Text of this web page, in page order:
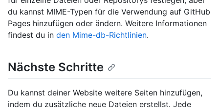
du kannst MIME-Typen für die Verwendung auf GitHub
Pages hinzufügen oder ändern. Weitere Informationen
findest du in den Mime-db-Richtlinien.
Nächste Schritte
Du kannst deiner Website weitere Seiten hinzufügen,
indem du zusätzliche neue Dateien erstellst. Jede